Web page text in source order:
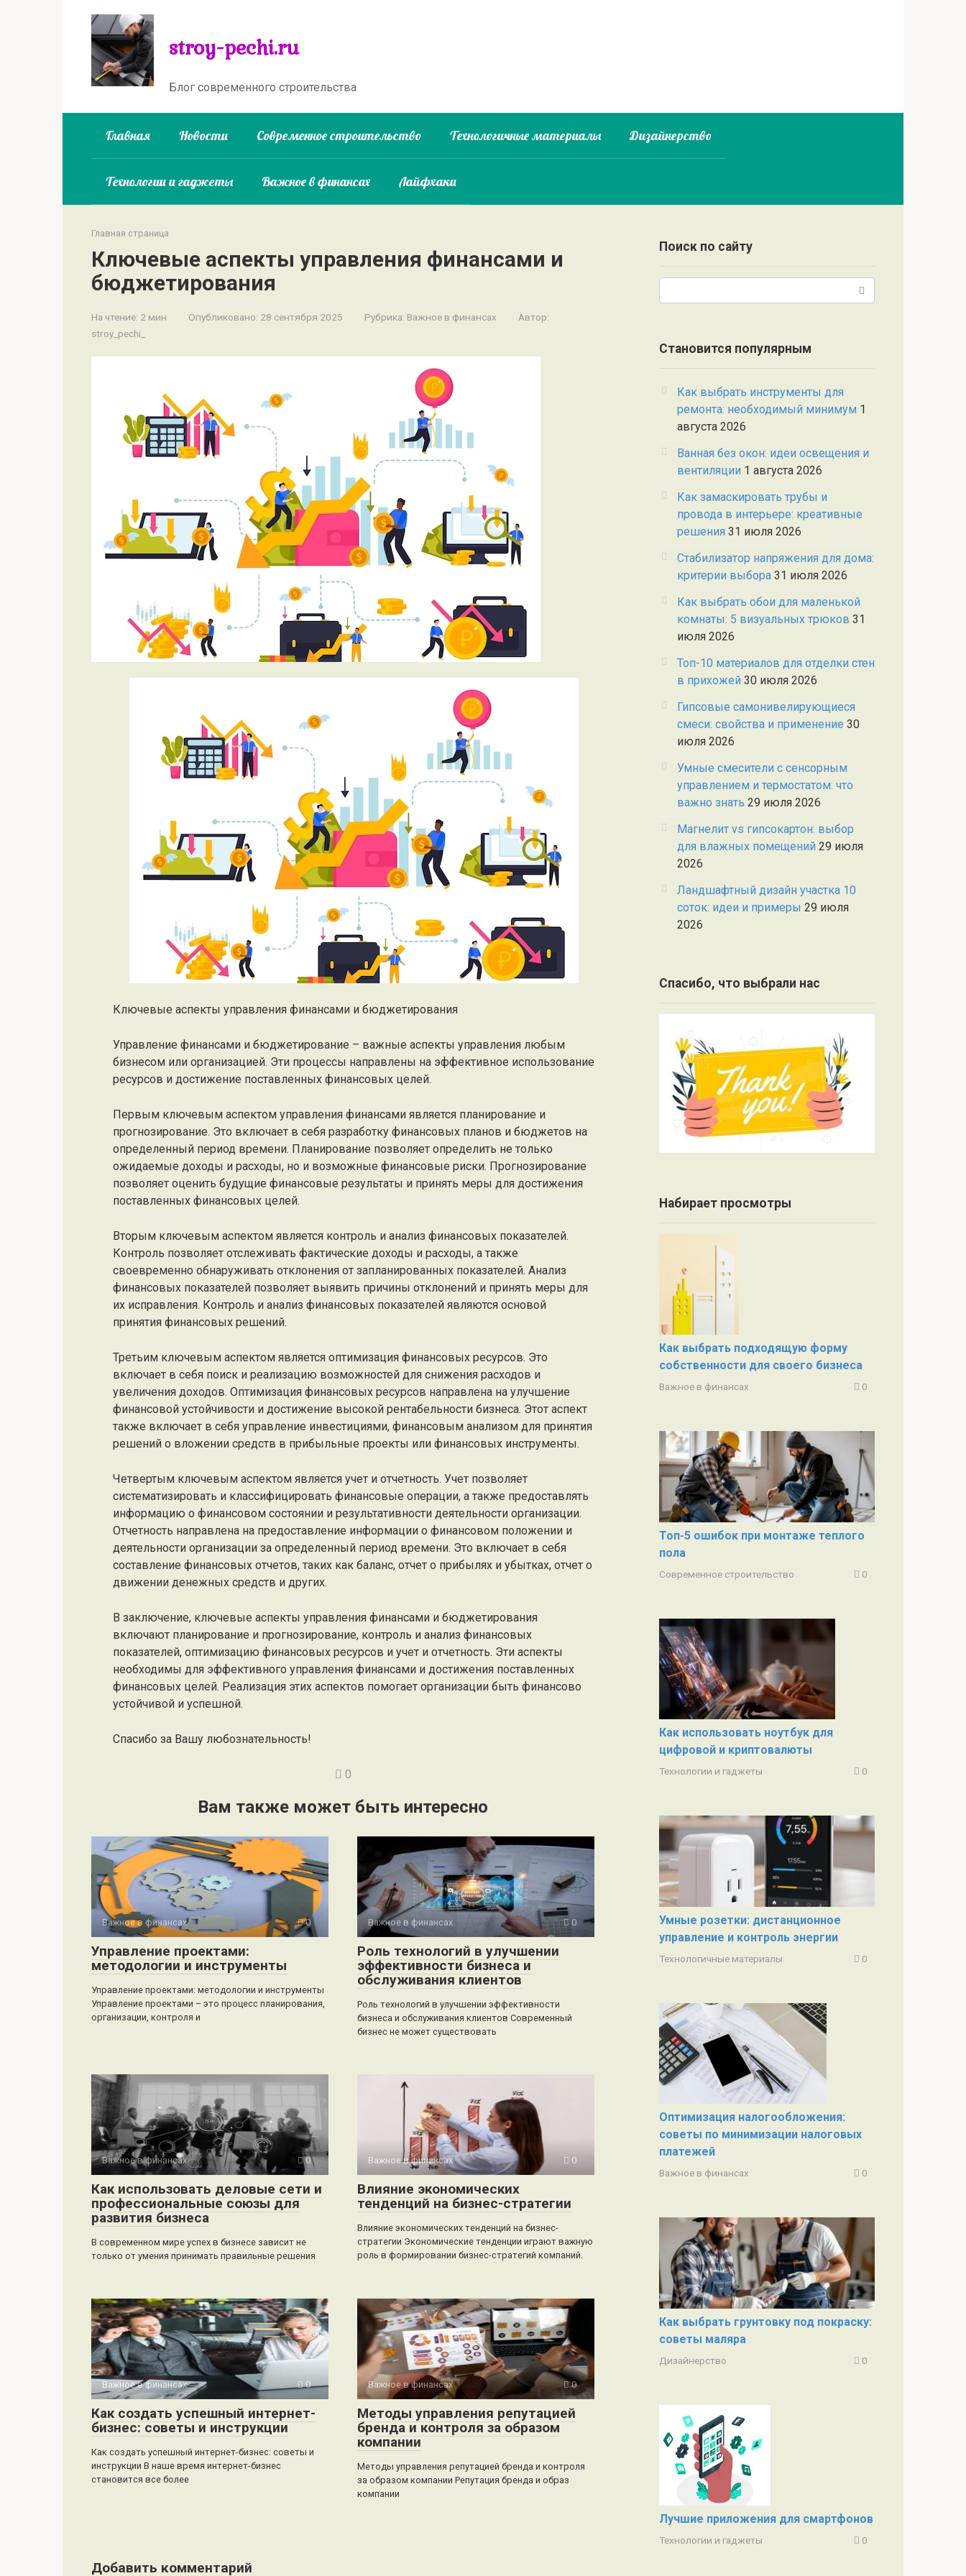
stroy-pechi.ru
Блог современного строительства
Главная Новости Современное строительство Технологичные материалы Дизайнерство
Технологии и гаджеты Важное в финансах Лайфхаки
Главная страница
Ключевые аспекты управления финансами и
бюджетирования
На чтение: 2 мин Опубликовано: 28 сентября 2025 Рубрика: Важное в финансах
Автор:
stroy_pechi_
Ключевые аспекты управления финансами и бюджетирования
Управление финансами и бюджетирование – важные аспекты управления любым
бизнесом или организацией. Эти процессы направлены на эффективное использование
ресурсов и достижение поставленных финансовых целей.
Первым ключевым аспектом управления финансами является планирование и
прогнозирование. Это включает в себя разработку финансовых планов и бюджетов на
определенный период времени. Планирование позволяет определить не только
ожидаемые доходы и расходы, но и возможные финансовые риски. Прогнозирование
позволяет оценить будущие финансовые результаты и принять меры для достижения
поставленных финансовых целей.
Вторым ключевым аспектом является контроль и анализ финансовых показателей.
Контроль позволяет отслеживать фактические доходы и расходы, а также
своевременно обнаруживать отклонения от запланированных показателей. Анализ
финансовых показателей позволяет выявить причины отклонений и принять меры для
их исправления. Контроль и анализ финансовых показателей являются основой
принятия финансовых решений.
Третьим ключевым аспектом является оптимизация финансовых ресурсов. Это
включает в себя поиск и реализацию возможностей для снижения расходов и
увеличения доходов. Оптимизация финансовых ресурсов направлена на улучшение
финансовой устойчивости и достижение высокой рентабельности бизнеса. Этот аспект
также включает в себя управление инвестициями, финансовым анализом для принятия
решений о вложении средств в прибыльные проекты или финансовых инструменты.
Четвертым ключевым аспектом является учет и отчетность. Учет позволяет
систематизировать и классифицировать финансовые операции, а также предоставлять
информацию о финансовом состоянии и результативности деятельности организации.
Отчетность направлена на предоставление информации о финансовом положении и
деятельности организации за определенный период времени. Это включает в себя
составление финансовых отчетов, таких как баланс, отчет о прибылях и убытках, отчет о
движении денежных средств и других.
В заключение, ключевые аспекты управления финансами и бюджетирования
включают планирование и прогнозирование, контроль и анализ финансовых
показателей, оптимизацию финансовых ресурсов и учет и отчетность. Эти аспекты
необходимы для эффективного управления финансами и достижения поставленных
финансовых целей. Реализация этих аспектов помогает организации быть финансово
устойчивой и успешной.
Спасибо за Вашу любознательность!
0
Вам также может быть интересно
Важное в финансах 0
Управление проектами:
методологии и инструменты
Управление проектами: методологии и инструменты
Управление проектами – это процесс планирования,
организации, контроля и
Важное в финансах 0
Роль технологий в улучшении
эффективности бизнеса и
обслуживания клиентов
Роль технологий в улучшении эффективности
бизнеса и обслуживания клиентов Современный
бизнес не может существовать
Важное в финансах 0
Как использовать деловые сети и
профессиональные союзы для
развития бизнеса
В современном мире успех в бизнесе зависит не
только от умения принимать правильные решения
Важное в финансах 0
Влияние экономических
тенденций на бизнес-стратегии
Влияние экономических тенденций на бизнес-
стратегии Экономические тенденции играют важную
роль в формировании бизнес-стратегий компаний.
Важное в финансах 0
Как создать успешный интернет-
бизнес: советы и инструкции
Как создать успешный интернет-бизнес: советы и
инструкции В наше время интернет-бизнес
становится все более
Важное в финансах 0
Методы управления репутацией
бренда и контроля за образом
компании
Методы управления репутацией бренда и контроля
за образом компании Репутация бренда и образ
компании
Добавить комментарий
Поиск по сайту
Становится популярным
Как выбрать инструменты для
ремонта: необходимый минимум 1
августа 2026
Ванная без окон: идеи освещения и
вентиляции 1 августа 2026
Как замаскировать трубы и
провода в интерьере: креативные
решения 31 июля 2026
Стабилизатор напряжения для дома:
критерии выбора 31 июля 2026
Как выбрать обои для маленькой
комнаты: 5 визуальных трюков 31
июля 2026
Топ-10 материалов для отделки стен
в прихожей 30 июля 2026
Гипсовые самонивелирующиеся
смеси: свойства и применение 30
июля 2026
Умные смесители с сенсорным
управлением и термостатом: что
важно знать 29 июля 2026
Магнелит vs гипсокартон: выбор
для влажных помещений 29 июля
2026
Ландшафтный дизайн участка 10
соток: идеи и примеры 29 июля
2026
Спасибо, что выбрали нас
Набирает просмотры
Как выбрать подходящую форму
собственности для своего бизнеса
Важное в финансах 0
Топ-5 ошибок при монтаже теплого
пола
Современное строительство 0
Как использовать ноутбук для
цифровой и криптовалюты
Технологии и гаджеты 0
Умные розетки: дистанционное
управление и контроль энергии
Технологичные материалы 0
Оптимизация налогообложения:
советы по минимизации налоговых
платежей
Важное в финансах 0
Как выбрать грунтовку под покраску:
советы маляра
Дизайнерство 0
Лучшие приложения для смартфонов
Технологии и гаджеты 0